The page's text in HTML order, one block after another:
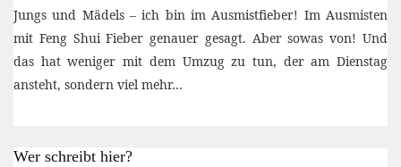
Jungs und Mädels – ich bin im Ausmistfieber! Im Ausmisten
mit Feng Shui Fieber genauer gesagt. Aber sowas von! Und
das hat weniger mit dem Umzug zu tun, der am Dienstag
ansteht, sondern viel mehr…
Wer schreibt hier?